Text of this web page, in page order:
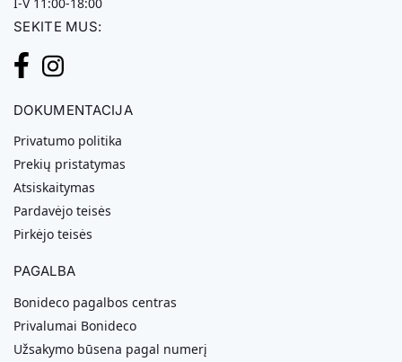
SEKITE MUS:
DOKUMENTACIJA
Privatumo politika
Prekių pristatymas
Atsiskaitymas
Pardavėjo teisės
Pirkėjo teisės
PAGALBA
Bonideco pagalbos centras
Privalumai Bonideco
Užsakymo būsena pagal numerį